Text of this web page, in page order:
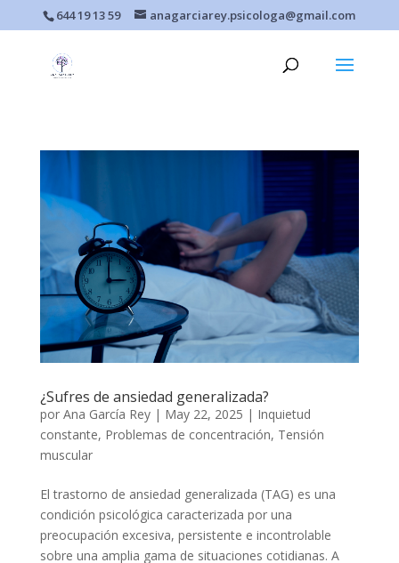
644 19 13 59 anagarciarey.psicologa@gmail.com
¿Sufres de ansiedad generalizada?
por Ana García Rey| May 22, 2025 | Inquietud
constante, Problemas de concentración, Tensión
muscular
El trastorno de ansiedad generalizada (TAG) es una
condición psicológica caracterizada por una
preocupación excesiva, persistente e incontrolable
sobre una amplia gama de situaciones cotidianas. A